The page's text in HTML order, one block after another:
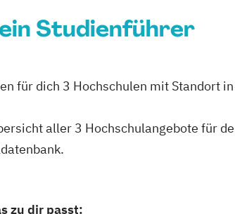
Studienführer
für dich 3 Hochschulen mit Standort
aller 3 Hochschulangebote für
zu dir passt: